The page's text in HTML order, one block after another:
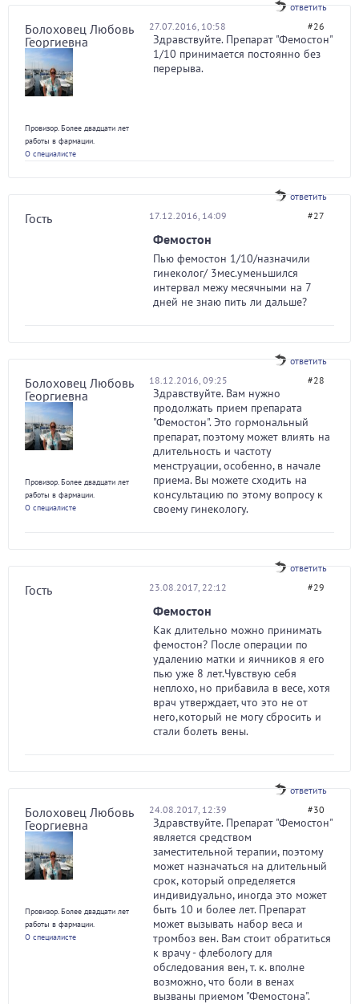
ответить
Болоховец Любовь
Георгиевна
Провизор. Более двадцати лет
работы в фармации.
О специалисте
27.07.2016, 10:58 #26
Здравствуйте. Препарат "Фемостон"
1/10 принимается постоянно без
перерыва.
ответить
Гость 17.12.2016, 14:09 #27
Фемостон
Пью фемостон 1/10/назначили
гинеколог/ 3мес.уменьшился
интервал межу месячными на 7
дней не знаю пить ли дальше?
ответить
Болоховец Любовь
Георгиевна
Провизор. Более двадцати лет
работы в фармации.
О специалисте
18.12.2016, 09:25 #28
Здравствуйте. Вам нужно
продолжать прием препарата
"Фемостон". Это гормональный
препарат, поэтому может влиять на
длительность и частоту
менструации, особенно, в начале
приема. Вы можете сходить на
консультацию по этому вопросу к
своему гинекологу.
ответить
Гость 23.08.2017, 22:12 #29
Фемостон
Как длительно можно принимать
фемостон? После операции по
удалению матки и яичников я его
пью уже 8 лет.Чувствую себя
неплохо, но прибавила в весе, хотя
врач утверждает, что это не от
него,который не могу сбросить и
стали болеть вены.
ответить
Болоховец Любовь
Георгиевна
Провизор. Более двадцати лет
работы в фармации.
О специалисте
24.08.2017, 12:39 #30
Здравствуйте. Препарат "Фемостон"
является средством
заместительной терапии, поэтому
может назначаться на длительный
срок, который определяется
индивидуально, иногда это может
быть 10 и более лет. Препарат
может вызывать набор веса и
тромбоз вен. Вам стоит обратиться
к врачу - флебологу для
обследования вен, т. к. вполне
возможно, что боли в венах
вызваны приемом "Фемостона".